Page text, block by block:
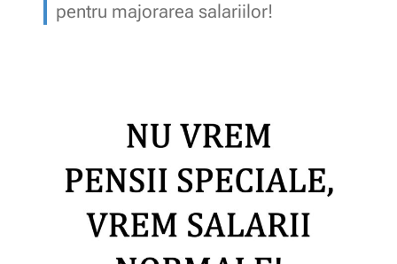
pentru majorarea salariilor!